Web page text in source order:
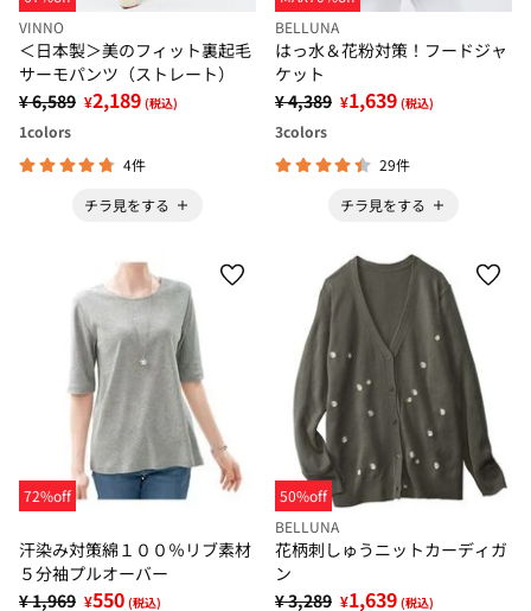
VINNO
＜日本製＞美のフィット裏起毛
サーモパンツ（ストレート）
¥ 6,589 ¥2,189 (税込)
1colors
4件
チラ見をする
BELLUNA
はっ水＆花粉対策！フードジャ
ケット
¥ 4,389 ¥1,639 (税込)
3colors
29件
チラ見をする
72%off
汗染み対策綿１００％リブ素材
５分袖プルオーバー
¥ 1,969 ¥550 (税込)
50%off
BELLUNA
花柄刺しゅうニットカーディガ
ン
¥ 3,289 ¥1,639 (税込)